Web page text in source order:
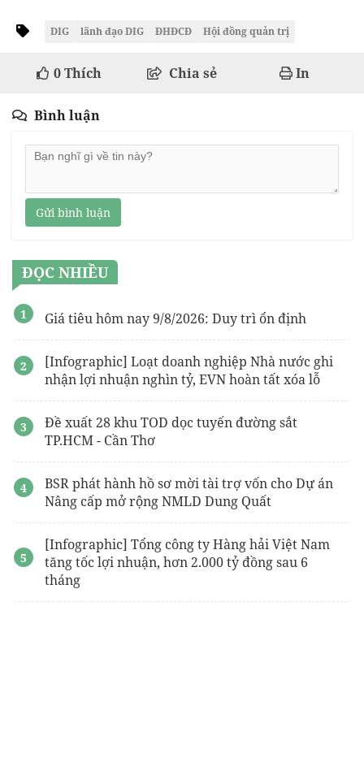
DIG lãnh đạo DIG ĐHĐCĐ Hội đồng quản trị
0Thích Chia sẻ In
Bình luận
Gửi bình luận
ĐỌC NHIỀU
Giá tiêu hôm nay 9/8/2026: Duy trì ổn định
[Infographic] Loạt doanh nghiệp Nhà nước ghi
nhận lợi nhuận nghìn tỷ, EVN hoàn tất xóa lỗ
Đề xuất 28 khu TOD dọc tuyến đường sắt
TP.HCM - Cần Thơ
BSR phát hành hồ sơ mời tài trợ vốn cho Dự án
Nâng cấp mở rộng NMLD Dung Quất
[Infographic] Tổng công ty Hàng hải Việt Nam
tăng tốc lợi nhuận, hơn 2.000 tỷ đồng sau 6
tháng